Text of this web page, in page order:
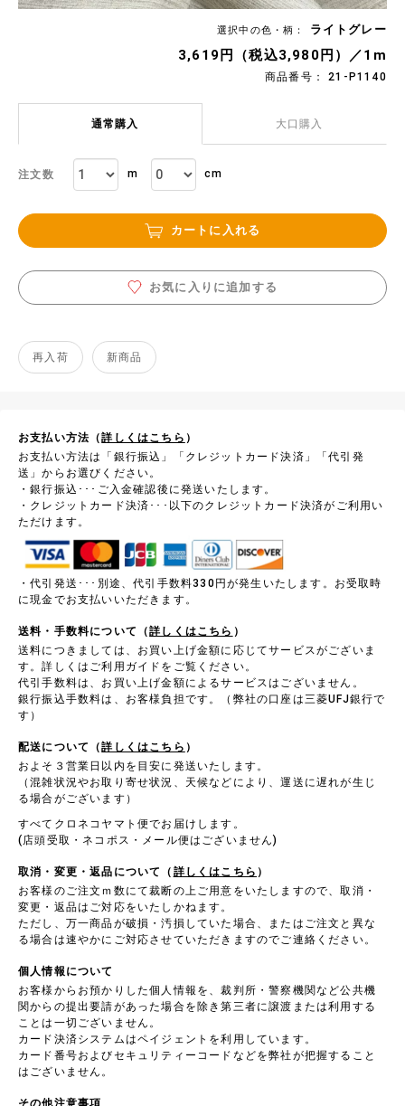
選択中の色・柄： ライトグレー
3,619円（税込3,980円）／1m
商品番号： 21-P1140
通常購入 大口購入
注文数 m cm
カートに入れる
お気に入りに追加する
再入荷 新商品
お支払い方法（詳しくはこちら ）
お支払い方法は「銀行振込」「クレジットカード決済」「代引発
送」からお選びください。
・銀行振込･･･ご入金確認後に発送いたします。
・クレジットカード決済･･･以下のクレジットカード決済がご利用い
ただけます。
・代引発送･･･別途、代引手数料330円が発生いたします。お受取時
に現金でお支払いいただきます。
送料・手数料について（詳しくはこちら ）
送料につきましては、お買い上げ金額に応じてサービスがございま
す。詳しくはご利用ガイドをご覧ください。
代引手数料は、お買い上げ金額によるサービスはございません。
銀行振込手数料は、お客様負担です。（弊社の口座は三菱UFJ銀行で
す）
配送について（詳しくはこちら ）
およそ３営業日以内を目安に発送いたします。
（混雑状況やお取り寄せ状況、天候などにより、運送に遅れが生じ
る場合がございます）
すべてクロネコヤマト便でお届けします。
(店頭受取・ネコポス・メール便はございません)
取消・変更・返品について（ 詳しくはこちら ）
お客様のご注文ｍ数にて裁断の上ご用意をいたしますので、取消・
変更・返品はご対応をいたしかねます。
ただし、万一商品が破損・汚損していた場合、またはご注文と異な
る場合は速やかにご対応させていただきますのでご連絡ください。
個人情報について
お客様からお預かりした個人情報を、裁判所・警察機関など公共機
関からの提出要請があった場合を除き第三者に譲渡または利用する
ことは一切ございません。
カード決済システムはペイジェントを利用しています。
カード番号およびセキュリティーコードなどを弊社が把握すること
はございません。
その他注意事項